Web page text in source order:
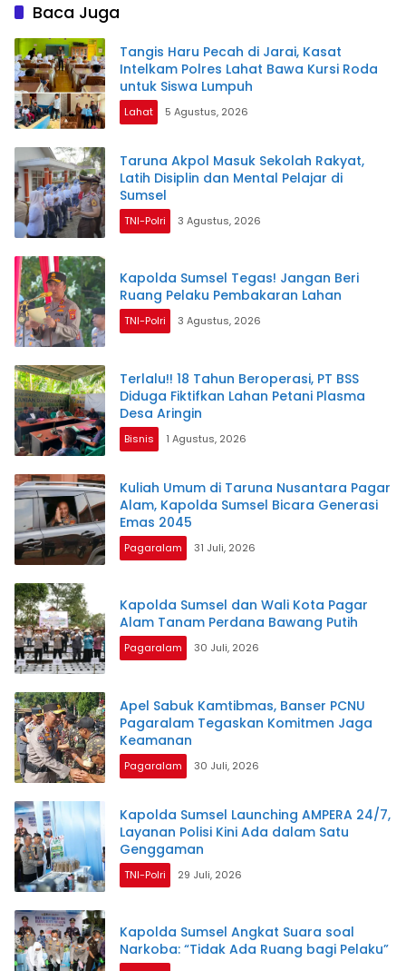
Baca Juga
Tangis Haru Pecah di Jarai, Kasat
Intelkam Polres Lahat Bawa Kursi Roda
untuk Siswa Lumpuh
Lahat 5 Agustus, 2026
Taruna Akpol Masuk Sekolah Rakyat,
Latih Disiplin dan Mental Pelajar di
Sumsel
TNI-Polri 3 Agustus, 2026
Kapolda Sumsel Tegas! Jangan Beri
Ruang Pelaku Pembakaran Lahan
TNI-Polri 3 Agustus, 2026
Terlalu!! 18 Tahun Beroperasi, PT BSS
Diduga Fiktifkan Lahan Petani Plasma
Desa Aringin
Bisnis 1 Agustus, 2026
Kuliah Umum di Taruna Nusantara Pagar
Alam, Kapolda Sumsel Bicara Generasi
Emas 2045
Pagaralam 31 Juli, 2026
Kapolda Sumsel dan Wali Kota Pagar
Alam Tanam Perdana Bawang Putih
Pagaralam 30 Juli, 2026
Apel Sabuk Kamtibmas, Banser PCNU
Pagaralam Tegaskan Komitmen Jaga
Keamanan
Pagaralam 30 Juli, 2026
Kapolda Sumsel Launching AMPERA 24/7,
Layanan Polisi Kini Ada dalam Satu
Genggaman
TNI-Polri 29 Juli, 2026
Kapolda Sumsel Angkat Suara soal
Narkoba: “Tidak Ada Ruang bagi Pelaku”